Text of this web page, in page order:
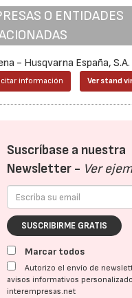
O ENTIDADES
- Husqvarna España, S.A.
información Ver stand
Suscríbase a nuestra
Newsletter - Ver
SUSCRIBIRME GRATIS
Marcar todos
Autorizo el envío de
avisos informativos
interempresas.net